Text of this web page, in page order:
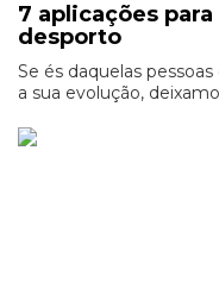
7 aplicações
desporto
Se és daquelas
a sua evolução,